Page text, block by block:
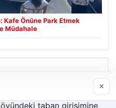
Kafe Önüne Park Etmek
Müdahale
×